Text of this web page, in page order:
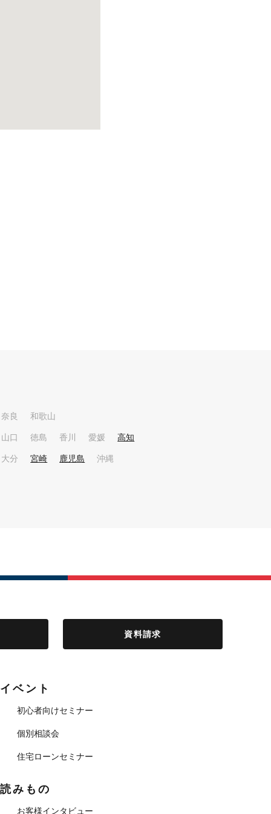
奈良 和歌山
山口 徳島 香川 愛媛 高知
大分 宮崎 鹿児島 沖縄
資料請求
イベント
初心者向けセミナー
個別相談会
住宅ローンセミナー
読みもの
お客様インタビュー